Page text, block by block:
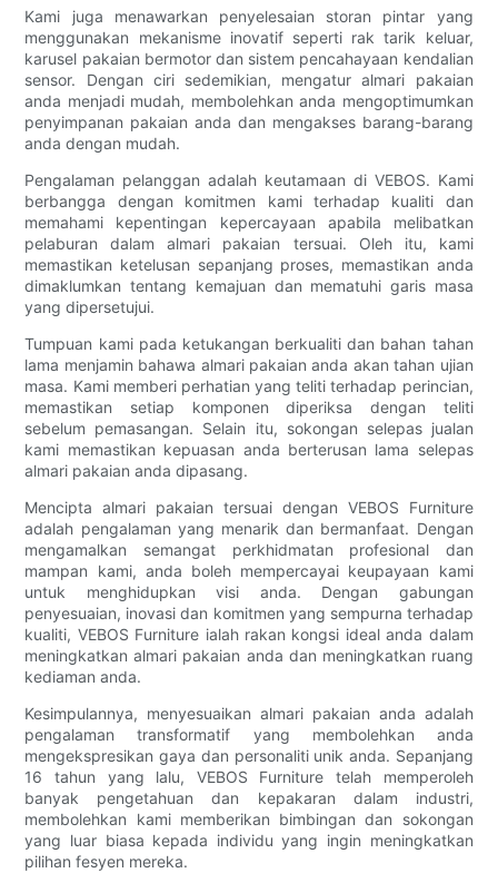
Kami juga menawarkan penyelesaian storan pintar yang
menggunakan mekanisme inovatif seperti rak tarik keluar,
karusel pakaian bermotor dan sistem pencahayaan kendalian
sensor. Dengan ciri sedemikian, mengatur almari pakaian
anda menjadi mudah, membolehkan anda mengoptimumkan
penyimpanan pakaian anda dan mengakses barang-barang
anda dengan mudah.
Pengalaman pelanggan adalah keutamaan di VEBOS. Kami
berbangga dengan komitmen kami terhadap kualiti dan
memahami kepentingan kepercayaan apabila melibatkan
pelaburan dalam almari pakaian tersuai. Oleh itu, kami
memastikan ketelusan sepanjang proses, memastikan anda
dimaklumkan tentang kemajuan dan mematuhi garis masa
yang dipersetujui.
Tumpuan kami pada ketukangan berkualiti dan bahan tahan
lama menjamin bahawa almari pakaian anda akan tahan ujian
masa. Kami memberi perhatian yang teliti terhadap perincian,
memastikan setiap komponen diperiksa dengan teliti
sebelum pemasangan. Selain itu, sokongan selepas jualan
kami memastikan kepuasan anda berterusan lama selepas
almari pakaian anda dipasang.
Mencipta almari pakaian tersuai dengan VEBOS Furniture
adalah pengalaman yang menarik dan bermanfaat. Dengan
mengamalkan semangat perkhidmatan profesional dan
mampan kami, anda boleh mempercayai keupayaan kami
untuk menghidupkan visi anda. Dengan gabungan
penyesuaian, inovasi dan komitmen yang sempurna terhadap
kualiti, VEBOS Furniture ialah rakan kongsi ideal anda dalam
meningkatkan almari pakaian anda dan meningkatkan ruang
kediaman anda.
Kesimpulannya, menyesuaikan almari pakaian anda adalah
pengalaman transformatif yang membolehkan anda
mengekspresikan gaya dan personaliti unik anda. Sepanjang
16 tahun yang lalu, VEBOS Furniture telah memperoleh
banyak pengetahuan dan kepakaran dalam industri,
membolehkan kami memberikan bimbingan dan sokongan
yang luar biasa kepada individu yang ingin meningkatkan
pilihan fesyen mereka.